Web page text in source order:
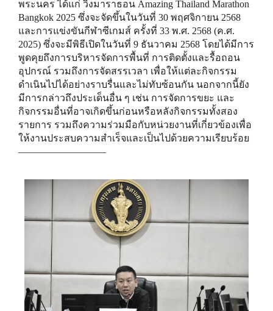
พระนคร ได้แก่ วิ่งมาราธอน Amazing Thailand Marathon
Bangkok 2025 ซึ่งจะจัดขึ้นในวันที่ 30 พฤศจิกายน 2568
และการแข่งขันกีฬาซีเกมส์ ครั้งที่ 33 พ.ศ. 2568 (ค.ศ.
2025) ซึ่งจะมีพิธีเปิดในวันที่ 9 ธันวาคม 2568 โดยได้มีการ
พูดคุยถึงการบริหารจัดการพื้นที่ การติดตั้งและรื้อถอน
อุปกรณ์ รวมถึงการจัดสรรเวลา เพื่อให้แต่ละกิจกรรม
ดำเนินไปได้อย่างราบรื่นและไม่ทับซ้อนกัน นอกจากนี้ยัง
มีการกล่าวถึงประเด็นอื่น ๆ เช่น การจัดการขยะ และ
กิจกรรมอื่นที่อาจเกิดขึ้นก่อนหรือหลังกิจกรรมทั้งสอง
รายการ รวมถึงความร่วมมือกับหน่วยงานที่เกี่ยวข้องเพื่อ
ให้งานประสบความสำเร็จและเป็นไปด้วยความเรียบร้อย
—————————